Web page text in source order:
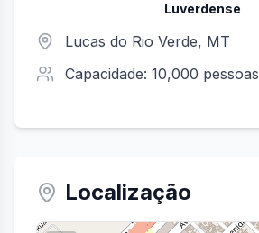
Lucas do Rio Verde, MT
Capacidade: 10,000 pessoas
Luverdense
Localização